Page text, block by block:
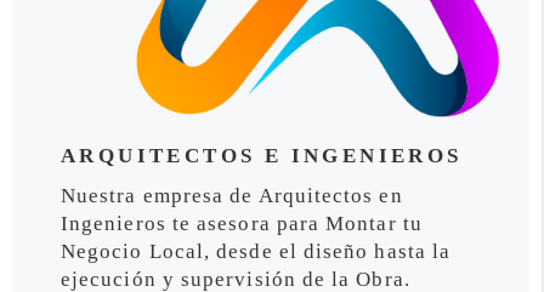
ARQUITECTOS E INGENIEROS
Nuestra empresa de Arquitectos en
Ingenieros te asesora para Montar tu
Negocio Local, desde el diseño hasta la
ejecución y supervisión de la Obra.